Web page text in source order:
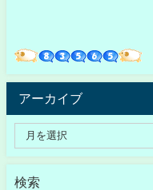
アーカイブ
検索